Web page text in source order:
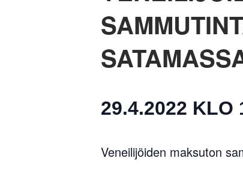
29.4.2022 KLO
Veneilijöiden maksuton